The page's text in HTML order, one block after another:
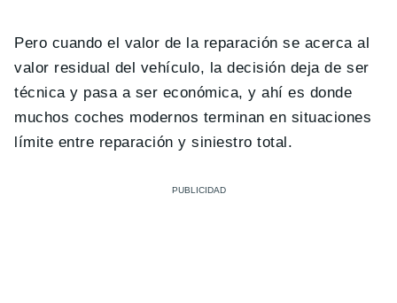
Pero cuando el valor de la reparación se acerca al
valor residual del vehículo, la decisión deja de ser
técnica y pasa a ser económica, y ahí es donde
muchos coches modernos terminan en situaciones
límite entre reparación y siniestro total.